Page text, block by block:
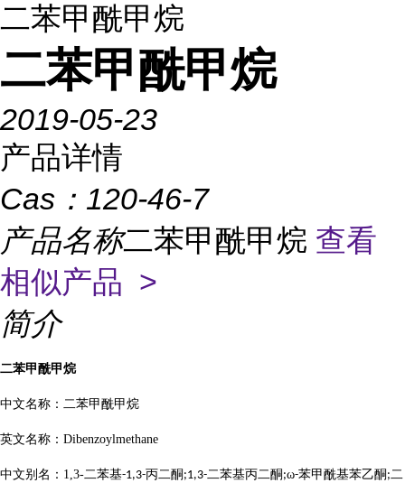
二苯甲酰甲烷
二苯甲酰甲烷
2019-05-23
产品详情
Cas： 120-46-7
产品名称二苯甲酰甲烷 查看
相似产品 >
简介
二苯甲酰甲烷
中文名称：二苯甲酰甲烷
英文名称： Dibenzoylmethane
中文别名： 1,3-二苯基-1,3-丙二酮 ;1,3-二苯基丙二酮 ;ω-苯甲酰基苯乙酮 ;二